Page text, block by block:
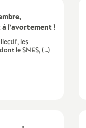
l’avortement!
les
le SNES, (…)